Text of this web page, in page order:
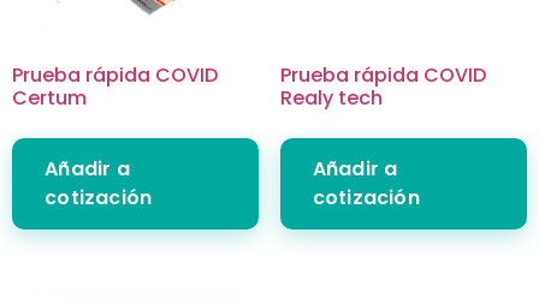
Prueba rápida COVID
Certum
Añadir a
cotización
Prueba rápida COVID
Realy tech
Añadir a
cotización